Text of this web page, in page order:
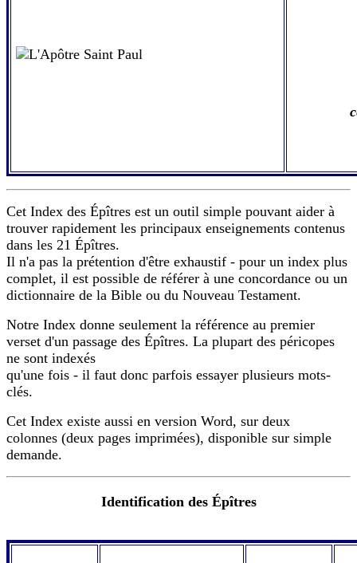
Cet Index des Épîtres est un outil simple pouvant aider à
trouver rapidement les principaux enseignements contenus
dans les 21 Épîtres.
Il n'a pas la prétention d'être exhaustif - pour un index plus
complet, il est possible de référer à une concordance ou un
dictionnaire de la Bible ou du Nouveau Testament.
Notre Index donne seulement la référence au premier
verset d'un passage des Épîtres. La plupart des péricopes
ne sont indexés
qu'une fois - il faut donc parfois essayer plusieurs mots-
clés.
Cet Index existe aussi en version Word, sur deux
colonnes (deux pages imprimées), disponible sur simple
demande.
Identification des Épîtres